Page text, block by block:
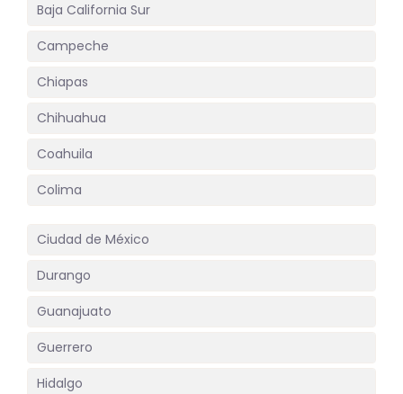
Baja California Sur
Campeche
Chiapas
Chihuahua
Coahuila
Colima
Ciudad de México
Durango
Guanajuato
Guerrero
Hidalgo